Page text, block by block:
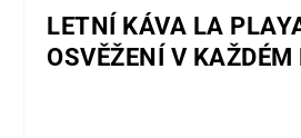
LETNÍ KÁVA LA
OSVĚŽENÍ V KAŽDÉM